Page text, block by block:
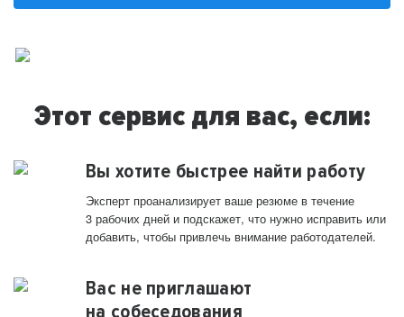
Этот сервис для вас, если:
Вы хотите быстрее найти работу
Эксперт проанализирует ваше резюме в течение
3 рабочих дней и подскажет, что нужно исправить или
добавить, чтобы привлечь внимание работодателей.
Вас не приглашают
на собеседования